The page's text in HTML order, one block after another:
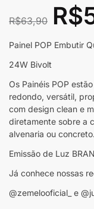
R$63,90 R$
Painel POP Embutir
24W Bivolt
Os Painéis POP
redondo, versátil,
com design clean e
diretamente sobre a
alvenaria ou concreto.
Emissão de Luz
Já conhece nossas
@zemelooficial_ e